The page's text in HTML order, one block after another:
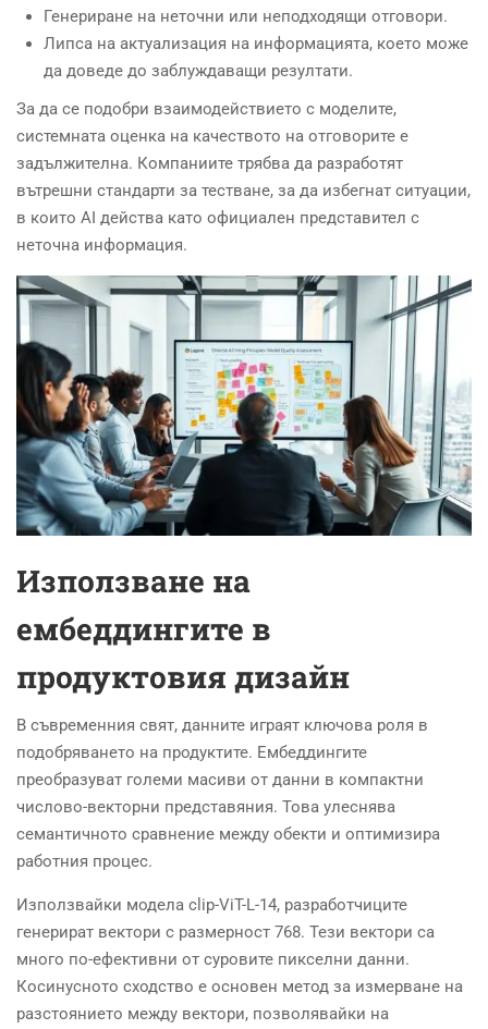
Генериране на неточни или неподходящи отговори.
Липса на актуализация на информацията, което може
да доведе до заблуждаващи резултати.
За да се подобри взаимодействието с моделите,
системната оценка на качеството на отговорите е
задължителна. Компаниите трябва да разработят
вътрешни стандарти за тестване, за да избегнат ситуации,
в които AI действа като официален представител с
неточна информация.
Използване на
ембеддингите в
продуктовия дизайн
В съвременния свят, данните играят ключова роля в
подобряването на продуктите. Ембеддингите
преобразуват големи масиви от данни в компактни
числово-векторни представяния. Това улеснява
семантичното сравнение между обекти и оптимизира
работния процес.
Използвайки модела clip-ViT-L-14, разработчиците
генерират вектори с размерност 768. Тези вектори са
много по-ефективни от суровите пикселни данни.
Косинусното сходство е основен метод за измерване на
разстоянието между вектори, позволявайки на